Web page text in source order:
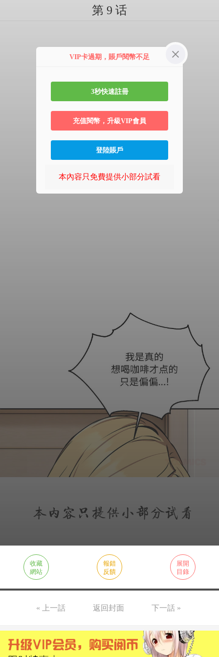
第 9 话
收藏
網站
報錯
反饋
展開
目錄
« 上一話 返回封面 下一話 »
VIP卡過期，賬戶閱幣不足
3秒快速註冊
充值閱幣，升級VIP會員
登陸賬戶
本內容只免費提供小部分試看